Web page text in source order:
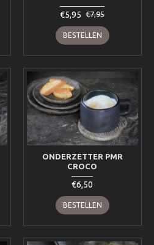
€5,95 €7,95
BESTELLEN
ONDERZETTER PMR
CROCO
€6,50
BESTELLEN